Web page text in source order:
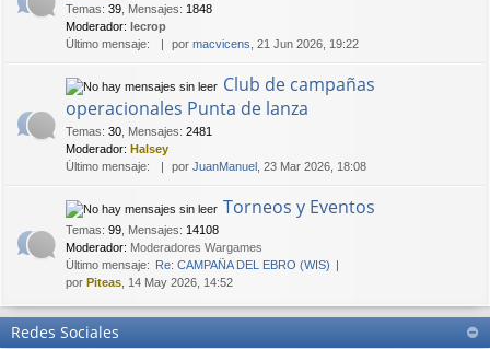
Temas: 39 Mensajes: 1848
Moderador: lecrop
Último mensaje:
por macvicens , 21 Jun 2026, 19:22
Club de campañas
operacionales Punta de lanza
Temas: 30 Mensajes: 2481
Moderador: Halsey
Último mensaje:
por JuanManuel , 23 Mar 2026, 18:08
Torneos y Eventos
Temas: 99 Mensajes: 14108
Moderador: Moderadores Wargames
Último mensaje: Re: CAMPAÑA DEL EBRO (WIS)
por Piteas , 14 May 2026, 14:52
Redes Sociales